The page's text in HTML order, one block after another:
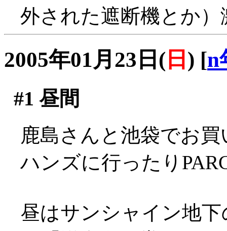
外された遮断機とか
2005年01月23日( 日 ) [n
#1 昼間
鹿島さんと池袋でお
ハンズに行ったり
昼はサンシャイン地